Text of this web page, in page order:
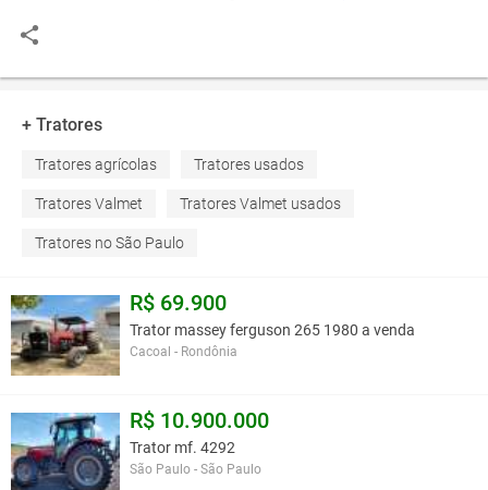
+ Tratores
Tratores agrícolas Tratores usados
Tratores Valmet Tratores Valmet usados
Tratores no São Paulo
R$ 69.900
Trator massey ferguson 265 1980 a venda
Cacoal - Rondônia
R$ 10.900.000
Trator mf. 4292
São Paulo - São Paulo